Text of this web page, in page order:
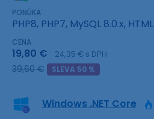
PONÚKA
PHP8, PHP7, MySQL 8.0.x, HTML
CENA
19,80 € 24,35 € s DPH
39,60 € SLEVA 50 %
Windows .NET Core